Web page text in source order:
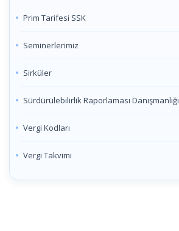
Prim Tarifesi SSK
Seminerlerimiz
Sirküler
Sürdürülebilirlik Raporlaması Danışmanlığı
Vergi Kodları
Vergi Takvimi